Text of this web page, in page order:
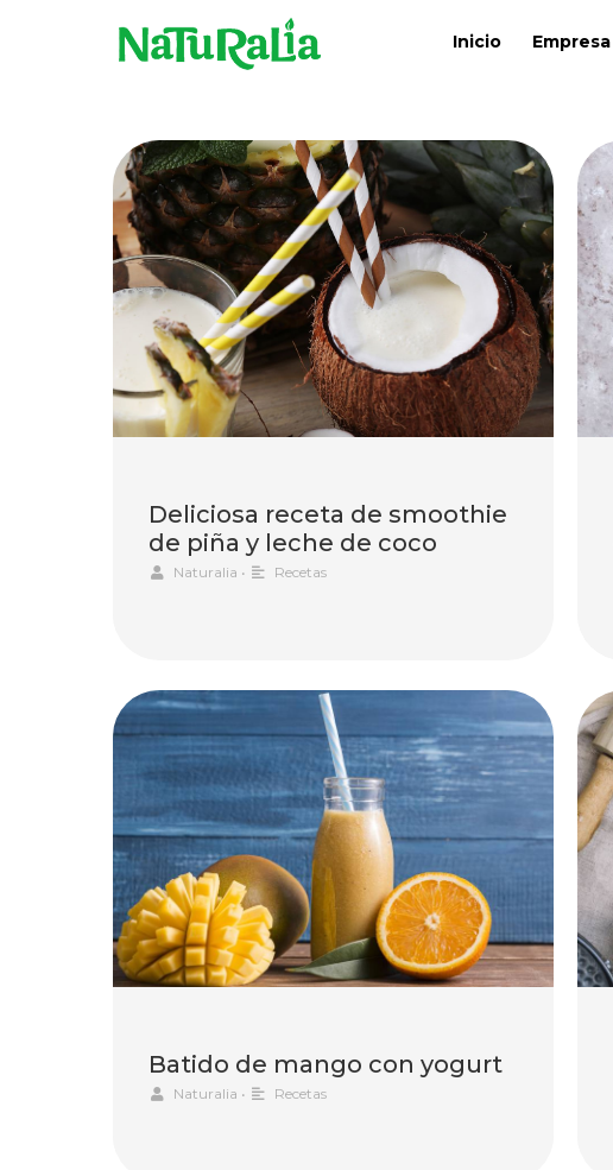
Inicio Empresa
Deliciosa receta de smoothie
de piña y leche de coco
Naturalia • Recetas
Batido de mango con yogurt
Naturalia • Recetas